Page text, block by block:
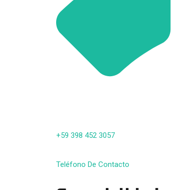
+59 398 452 3057
Teléfono De Contacto